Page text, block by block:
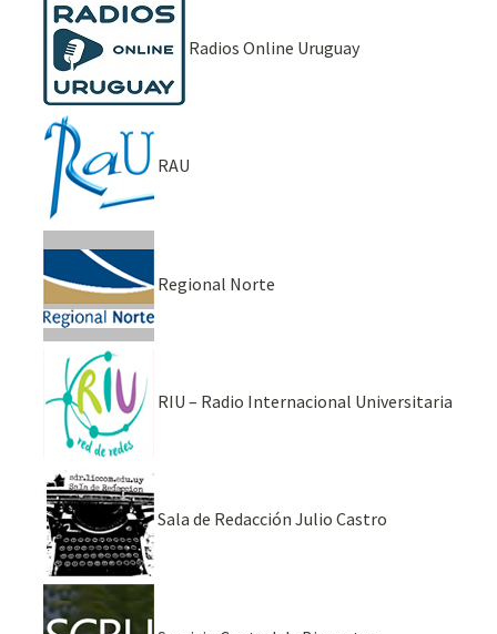
Radios Online Uruguay
RAU
Regional Norte
RIU – Radio Internacional Universitaria
Sala de Redacción Julio Castro